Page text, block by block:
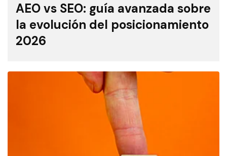
AEO vs SEO: guía avanzada sobre
la evolución del posicionamiento
2026